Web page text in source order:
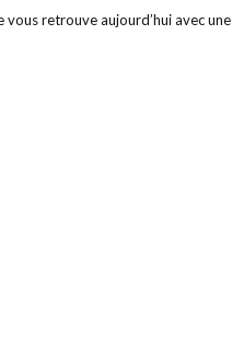
vous retrouve aujourd’hui avec une